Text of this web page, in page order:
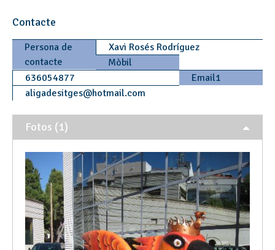
Contacte
Persona de
contacte
Xavi Rosés Rodríguez
Mòbil
636054877
Email1
aligadesitges@hotmail.com
Fotos (1)